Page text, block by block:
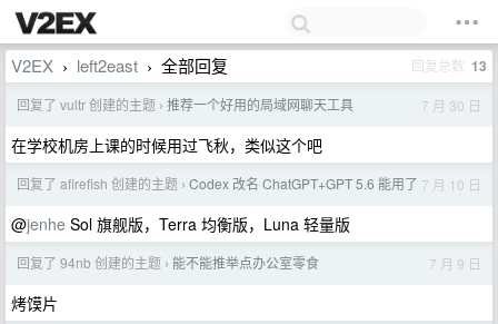
V2EX › left2east › 全部回复 回复总数 13
回复了 vultr 创建的主题 › 推荐一个好用的局域网聊天工具 7 月 30 日
在学校机房上课的时候用过飞秋，类似这个吧
回复了 afirefish 创建的主题 › Codex 改名 ChatGPT+GPT 5.6 能用了 7 月 10 日
@jenhe Sol 旗舰版，Terra 均衡版，Luna 轻量版
回复了 94nb 创建的主题 › 能不能推举点办公室零食 7 月 9 日
烤馍片